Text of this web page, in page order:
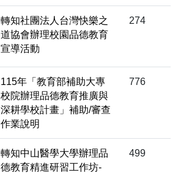
轉知社團法人台灣快樂之
道協會辦理校園品德教育
宣導活動
274
115年「教育部補助大專
校院辦理品德教育推廣與
深耕學校計畫」補助/審查
作業說明
776
轉知中山醫學大學辦理品
德教育精進研習工作坊-
499